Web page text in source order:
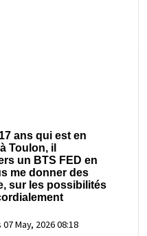
ans qui est en
Toulon, il
un BTS FED en
me donner des
sur les possibilités
07 May, 2026 08:18